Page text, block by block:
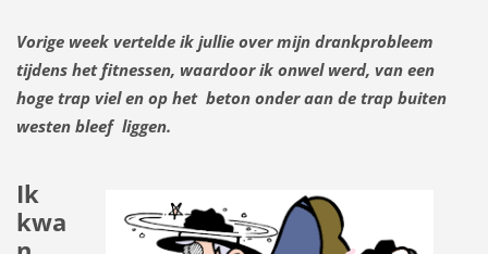
Vorige week vertelde ik jullie over mijn drankprobleem
tijdens het fitnessen, waardoor ik onwel werd, van een
hoge trap viel en op het beton onder aan de trap buiten
westen bleef liggen.
Ik
kwa